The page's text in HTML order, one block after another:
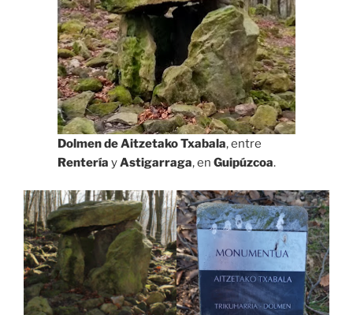
Dolmen de Aitzetako Txabala, entre
Rentería yAstigarraga, en Guipúzcoa.